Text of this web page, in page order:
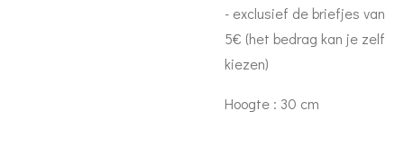
- exclusief de briefjes van
5€ (het bedrag kan je zelf
kiezen)
Hoogte : 30 cm